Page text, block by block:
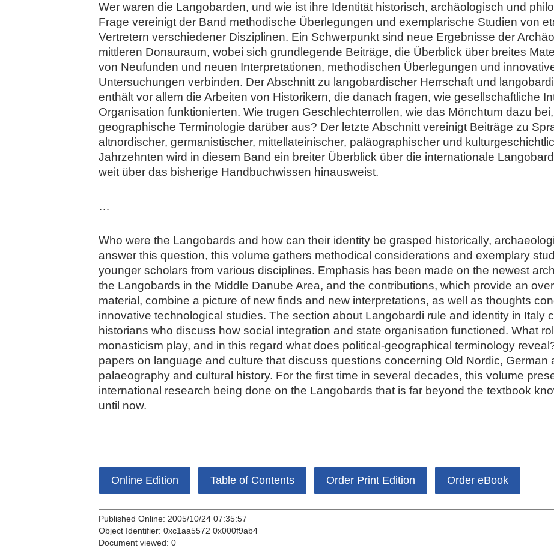
Wer waren die Langobarden, und wie ist ihre Identität historisch, archäologisch und
Frage vereinigt der Band methodische Überlegungen und exemplarische Studien von
Vertretern verschiedener Disziplinen. Ein Schwerpunkt sind neue Ergebnisse der
mittleren Donauraum, wobei sich grundlegende Beiträge, die Überblick über breites
von Neufunden und neuen Interpretationen, methodischen Überlegungen und
Untersuchungen verbinden. Der Abschnitt zu langobardischer Herrschaft und
enthält vor allem die Arbeiten von Historikern, die danach fragen, wie gesellschaftliche
Organisation funktionierten. Wie trugen Geschlechterrollen, wie das Mönchtum dazu
geographische Terminologie darüber aus? Der letzte Abschnitt vereinigt Beiträge zu
altnordischer, germanistischer, mittellateinischer, paläographischer und
Jahrzehnten wird in diesem Band ein breiter Überblick über die internationale
weit über das bisherige Handbuchwissen hinausweist.
…
Who were the Langobards and how can their identity be grasped historically,
answer this question, this volume gathers methodical considerations and exemplary
younger scholars from various disciplines. Emphasis has been made on the newest
the Langobards in the Middle Danube Area, and the contributions, which provide an
material, combine a picture of new finds and new interpretations, as well as thoughts
innovative technological studies. The section about Langobardi rule and identity in Italy
historians who discuss how social integration and state organisation functioned. What
monasticism play, and in this regard what does political-geographical terminology
papers on language and culture that discuss questions concerning Old Nordic, German
palaeography and cultural history. For the first time in several decades, this volume
international research being done on the Langobards that is far beyond the textbook
until now.
Online Edition Table of Contents Order Print Edition Order eBook
Published Online: 2005/10/24 07:35:57
Object Identifier: 0xc1aa5572 0x000f9ab4
Document viewed: 0